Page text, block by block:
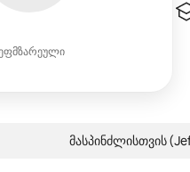
მასპინძლისთვის